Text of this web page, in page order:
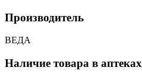
Производитель
ВЕДА
Наличие товара в аптеках